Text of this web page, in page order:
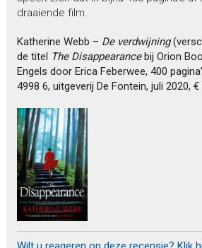
draaiende film.
Katherine Webb – De verdwijning
de titel The Disappearancebij Orion
Engels door Erica Feberwee, 400
4998 6, uitgeverij De Fontein, juli 2020, €